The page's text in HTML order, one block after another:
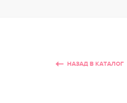
НАЗАД В КАТАЛОГ